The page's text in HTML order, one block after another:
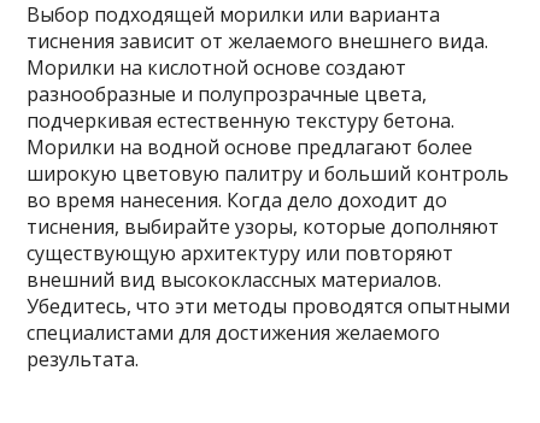
Выбор подходящей морилки или варианта
тиснения зависит от желаемого внешнего вида.
Морилки на кислотной основе создают
разнообразные и полупрозрачные цвета,
подчеркивая естественную текстуру бетона.
Морилки на водной основе предлагают более
широкую цветовую палитру и больший контроль
во время нанесения. Когда дело доходит до
тиснения, выбирайте узоры, которые дополняют
существующую архитектуру или повторяют
внешний вид высококлассных материалов.
Убедитесь, что эти методы проводятся опытными
специалистами для достижения желаемого
результата.